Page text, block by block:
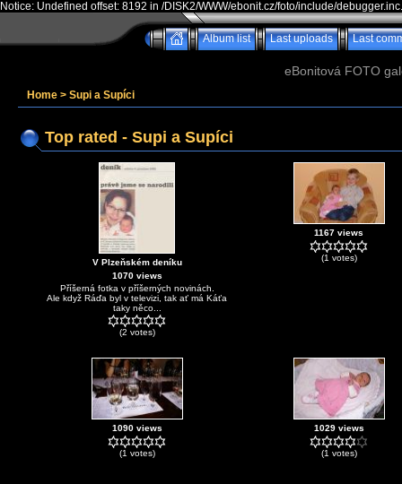
Notice: Undefined offset: 8192 in /DISK2/WWW/ebonit.cz/foto/include/
Album list Last uploads Last
eBonitová FOTO
Home > Supi a Supíci
Top rated - Supi a Supíci
V Plzeňském deníku
1070 views
Příšerná fotka v příšerných novinách.
Ale když Ráďa byl v televizi, tak ať má Káťa
taky něco...
(2 votes)
1167 views
(1 votes)
1090 views
(1 votes)
1029 views
(1 votes)